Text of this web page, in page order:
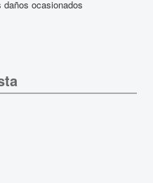
ocasionados